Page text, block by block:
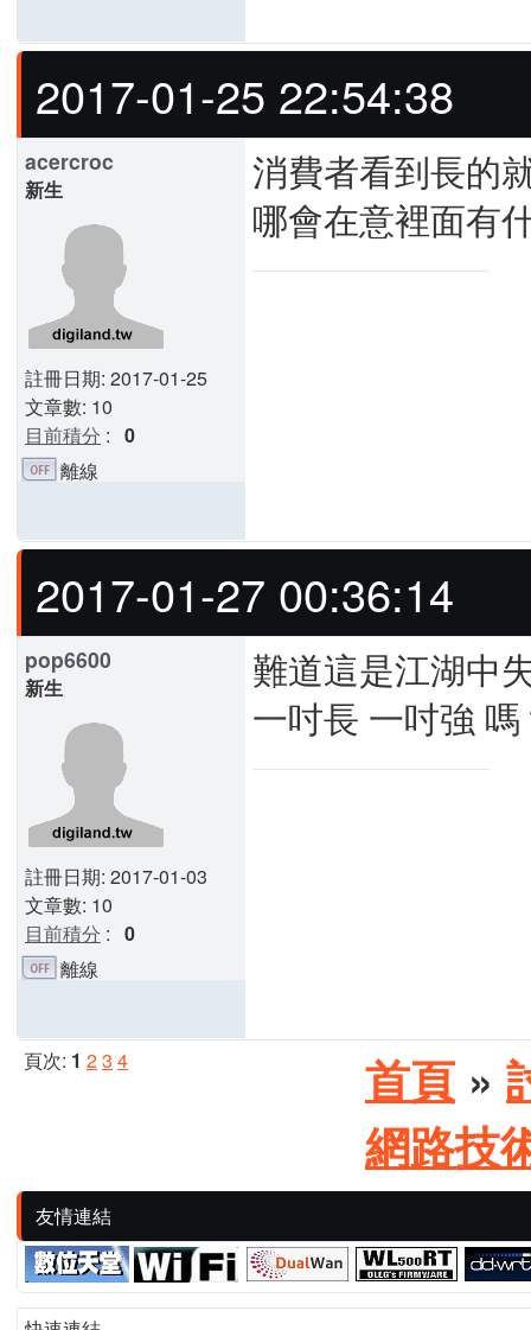
2017-01-25 22:54:38
acercroc
新生
註冊日期: 2017-01-25
文章數: 10
目前積分 : 0
消費者看到長的
哪會在意裡面有
離線
2017-01-27 00:36:14
pop6600
新生
註冊日期: 2017-01-03
文章數: 10
目前積分 : 0
難道這是江湖中
一吋長 一吋強 嗎
離線
頁次: 1 23 4 首頁 »
網路技
友情連結